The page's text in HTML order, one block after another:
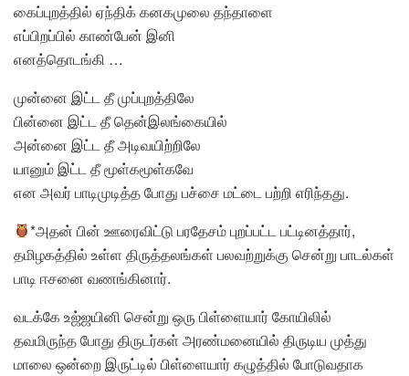
கைப்புறத்தில் ஏந்திக் கனகமுலை தந்தாளை
எப்பிறப்பில் காண்பேன் இனி
எனத்தொடங்கி …
முன்னை இட்ட தீ முப்புறத்திலே
பின்னை இட்ட தீ தென்இலங்கையில்
அன்னை இட்ட தீ அடிவயிற்றிலே
யானும் இட்ட தீ மூள்கமூள்கவே
என அவர் பாடிமுடித்த போது பச்சை மட்டை பற்றி எரிந்தது.
*அதன் பின் ஊரைவிட்டு பரதேசம் புறப்பட்ட பட்டினத்தார்,
தமிழகத்தில் உள்ள திருத்தலங்கள் பலவற்றுக்கு சென்று பாடல்கள்
பாடி ஈசனை வணங்கினார்.
வடக்கே உஜ்ஜயினி சென்று ஒரு பிள்ளையார் கோயிலில்
தவமிருந்த போது திருடர்கள் அரண்மனையில் திருடிய முத்து
மாலை ஒன்றை இருட்டில் பிள்ளையார் கழுத்தில் போடுவதாக